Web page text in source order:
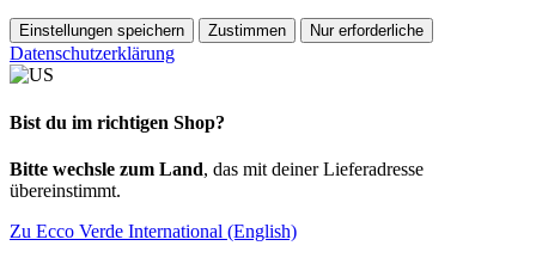
Einstellungen speichern Zustimmen Nur erforderliche
Datenschutzerklärung
Bist du im richtigen Shop?
Bitte wechsle zum Land, das mit deiner Lieferadresse
übereinstimmt.
Zu Ecco Verde International (English)